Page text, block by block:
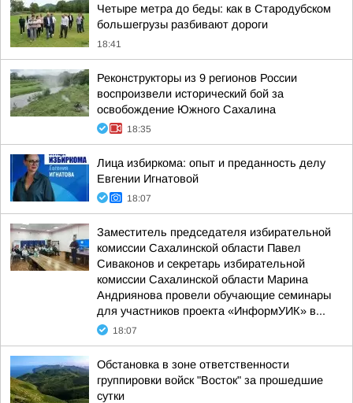
Четыре метра до беды: как в Стародубском
большегрузы разбивают дороги
18:41
Реконструкторы из 9 регионов России
воспроизвели исторический бой за
освобождение Южного Сахалина
18:35
Лица избиркома: опыт и преданность делу
Евгении Игнатовой
18:07
Заместитель председателя избирательной
комиссии Сахалинской области Павел
Сиваконов и секретарь избирательной
комиссии Сахалинской области Марина
Андриянова провели обучающие семинары
для участников проекта «ИнформУИК» в...
18:07
Обстановка в зоне ответственности
группировки войск "Восток" за прошедшие
сутки